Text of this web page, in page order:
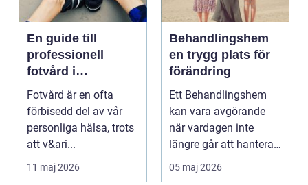
En guide till
professionell
fotvård i
Helsingborg
Fotvård är en ofta
förbisedd del av vår
personliga hälsa, trots
att v&ari...
11 maj 2026
Behandlingshem
en trygg plats för
förändring
Ett Behandlingshem
kan vara avgörande
när vardagen inte
längre går att hantera
på egen hand. För
mån...
05 maj 2026